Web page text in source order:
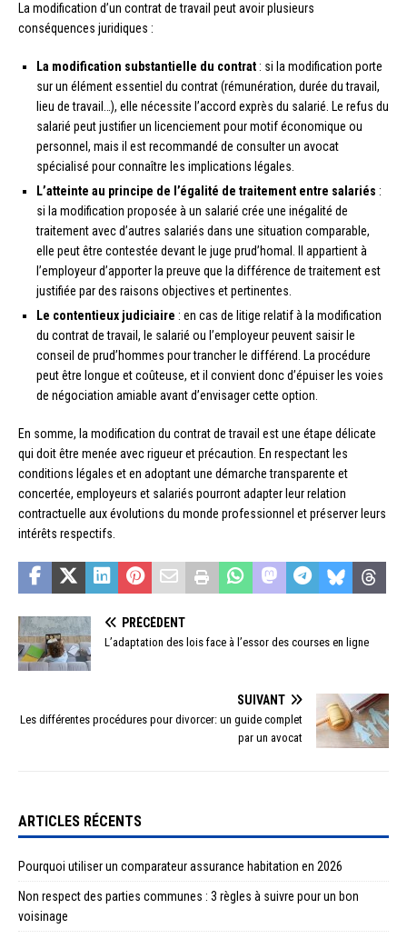
La modification d’un contrat de travail peut avoir plusieurs
conséquences juridiques :
La modification substantielle du contrat : si la modification porte
sur un élément essentiel du contrat (rémunération, durée du travail,
lieu de travail…), elle nécessite l’accord exprès du salarié. Le refus du
salarié peut justifier un licenciement pour motif économique ou
personnel, mais il est recommandé de consulter un avocat
spécialisé pour connaître les implications légales.
L’atteinte au principe de l’égalité de traitement entre salariés :
si la modification proposée à un salarié crée une inégalité de
traitement avec d’autres salariés dans une situation comparable,
elle peut être contestée devant le juge prud’homal. Il appartient à
l’employeur d’apporter la preuve que la différence de traitement est
justifiée par des raisons objectives et pertinentes.
Le contentieux judiciaire : en cas de litige relatif à la modification
du contrat de travail, le salarié ou l’employeur peuvent saisir le
conseil de prud’hommes pour trancher le différend. La procédure
peut être longue et coûteuse, et il convient donc d’épuiser les voies
de négociation amiable avant d’envisager cette option.
En somme, la modification du contrat de travail est une étape délicate
qui doit être menée avec rigueur et précaution. En respectant les
conditions légales et en adoptant une démarche transparente et
concertée, employeurs et salariés pourront adapter leur relation
contractuelle aux évolutions du monde professionnel et préserver leurs
intérêts respectifs.
PRÉCÉDENT
L’adaptation des lois face à l’essor des courses en ligne
SUIVANT
Les différentes procédures pour divorcer: un guide complet
par un avocat
ARTICLES RÉCENTS
Pourquoi utiliser un comparateur assurance habitation en 2026
Non respect des parties communes : 3 règles à suivre pour un bon
voisinage